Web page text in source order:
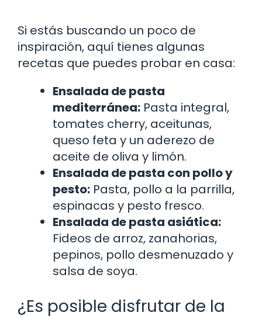
Si estás buscando un poco de
inspiración, aquí tienes algunas
recetas que puedes probar en casa:
Ensalada de pasta
mediterránea: Pasta integral,
tomates cherry, aceitunas,
queso feta y un aderezo de
aceite de oliva y limón.
Ensalada de pasta con pollo y
pesto: Pasta, pollo a la parrilla,
espinacas y pesto fresco.
Ensalada de pasta asiática:
Fideos de arroz, zanahorias,
pepinos, pollo desmenuzado y
salsa de soya.
¿Es posible disfrutar de la